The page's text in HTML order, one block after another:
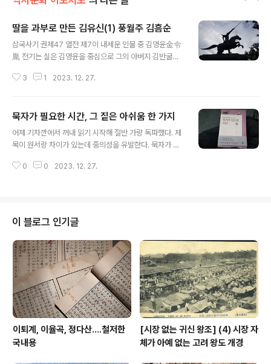
딸을 과부로 만든 김유신(1) 풍월주 김흠순
삼국사기 권제47 열전 제7이 내세운 인물 중 김영윤金令
胤 전기는 실은 김영윤을 중심으로 그의 아버지 김반굴金
가문 전기물이다. 물론 주인공은 김영윤인 까닭에 그의 아
의 몇 가지 중요한 단락을 우리는 보충한다. 먼저 김영윤을
본격 다루기에 앞서 등장하는 반굴과 흠춘은 행적이 다음
과 같다. “김영윤은 사량沙梁 사람으로 급찬 반굴盤屈의
도 한다.]은 진평왕眞平王 때 화랑이 되었는데 인덕이 깊
3 1 2023. 12. 27.
묵자가 필요한 시간, 그 짙은 아쉬움 한 가지
어제 기차깐에서 꺼내 읽기 시작해 절반 가량 독파했다. 제
목이 원서랑 차이가 있는데 중의성을 유발한다. 묵자가 생
s 라 생각하겠지만 The time when we need mukja
란히 도교로 계승되었단 것이거나 이 부분이 누락됐단 사
실이다. 묵자교단은 놀랍도록 도교와 흡사하다. 그 대표격
이 하우에 대한 짙은 숭배다. 고대 전설시대 제왕 중 유독
우임금을 숭배한다. 묵자는 단절된 것이 아니라 오두미도
태평도로 계승되었다. 중국이 끊임없이 자기변신을 꾀한
힘은 묵자..
0 0 2023. 12. 27.
이 블로그 인기글
이퇴계, 이율곡, 정다산....철저한
국내용
[시장 없는 귀신 왕조] (4) 시장 자
체가 아예 없는 고려 왕도 개경